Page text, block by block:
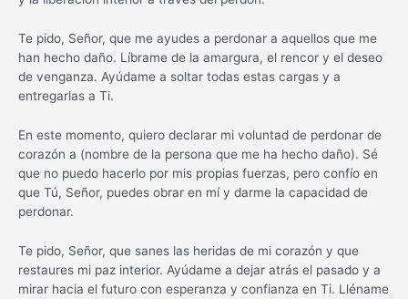
Te pido, Señor, que me ayudes a perdonar a aquellos que me
han hecho daño. Líbrame de la amargura, el rencor y el deseo
de venganza. Ayúdame a soltar todas estas cargas y a
entregarlas a Ti.
En este momento, quiero declarar mi voluntad de perdonar de
corazón a (nombre de la persona que me ha hecho daño). Sé
que no puedo hacerlo por mis propias fuerzas, pero confío en
que Tú, Señor, puedes obrar en mí y darme la capacidad de
perdonar.
Te pido, Señor, que sanes las heridas de mi corazón y que
restaures mi paz interior. Ayúdame a dejar atrás el pasado y a
mirar hacia el futuro con esperanza y confianza en Ti. Lléname